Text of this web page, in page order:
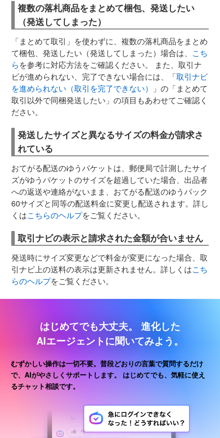
複数の落札商品をまとめて梱包、発送したい
（発送してしまった）
「まとめて取引」を使わずに、複数の落札商品をまとめ
て梱包、発送したい（発送してしまった）場合は、 こち
らを参考に対応方法をご確認ください。 また、取引ナ
ビが進められない、完了できない場合には、「取引ナビ
を進められない（取引を完了できない）
」の「まとめて
取引以外で同梱発送したい」の項目もあわせてご確認く
ださい。
発送したサイズと異なるサイズの料金が請求さ
れている
おてがる配送のゆうパケットは、郵便局で計測したサイ
ズがゆうパケットのサイズを超過していた場合、出品者
への返送や連絡がないまま、おてがる配送のゆうパック
60サイズと同等の配送料金に変更し配送されます。詳し
くはこちらのヘルプをご覧ください。
取引ナビの表示と請求された金額が合いません
発送時にサイズ変更などで料金が変更になった場合、取
引ナビ上の送料の表示は更新されません。詳しくはこち
らのヘルプをご覧ください。
はじめてでも大丈夫。
進化した
AIエージェントに聞いてみよう。
むずかしい操作は一切不要。普段どおりの言葉で質問するだけ
で、AIがやさしくサポートします。
はじめてでも、気軽に使え
るチャット相談です。